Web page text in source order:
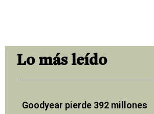
Lo más leído
Goodyear pierde 392 millones